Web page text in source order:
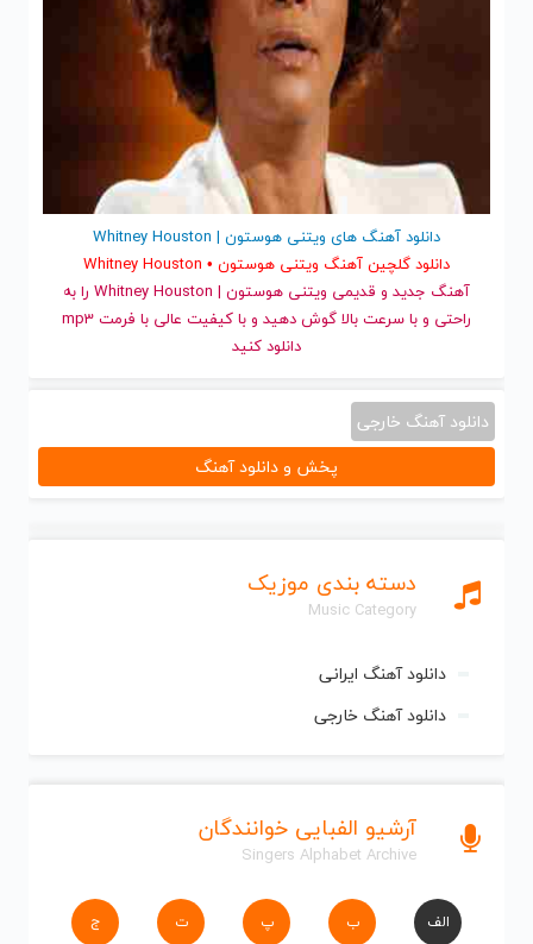
دسته بندی موزیک
Music Category
دانلود آهنگ ایرانی
دانلود آهنگ خارجی
آرشیو الفبایی خوانندگان
Singers Alphabet Archive
الف ب پ ت ج
دانلود آهنگ های ویتنی هوستون | Whitney Houston
دانلود گلچین آهنگ ویتنی هوستون • Whitney Houston
آهنگ جدید
و قدیمی ویتنی هوستون | Whitney Houston را به
راحتی و با سرعت بالا گوش دهید و با کیفیت عالی با فرمت mp3
دانلود کنید
دانلود آهنگ خارجی
پخش و دانلود آهنگ